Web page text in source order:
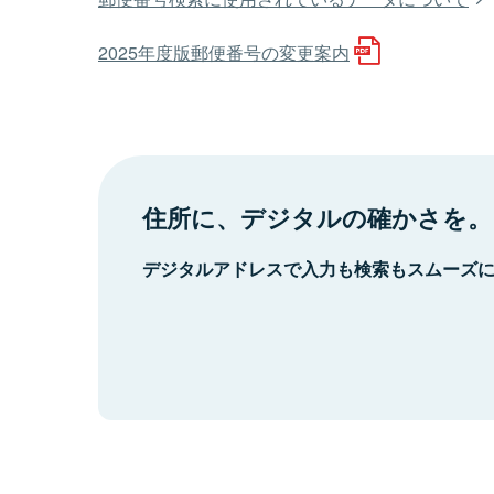
2025年度版郵便番号の変更案内
住所に、デジタルの確かさを。
デジタルアドレスで入力も検索もスムーズ